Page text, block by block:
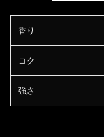
香り
コク
強さ